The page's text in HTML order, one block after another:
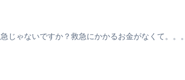
じゃないですか？救急にかかるお金がなくて。。。